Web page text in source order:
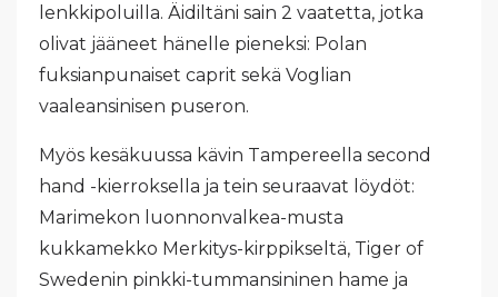
lenkkipoluilla. Äidiltäni sain 2 vaatetta, jotka
olivat jääneet hänelle pieneksi: Polan
fuksianpunaiset caprit sekä Voglian
vaaleansinisen puseron.
Myös kesäkuussa kävin Tampereella second
hand -kierroksella ja tein seuraavat löydöt:
Marimekon luonnonvalkea-musta
kukkamekko Merkitys-kirppikseltä, Tiger of
Swedenin pinkki-tummansininen hame ja